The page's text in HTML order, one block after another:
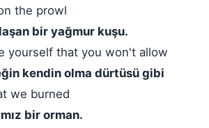
the prowl
bir yağmur kuşu.
yourself that you won't allow
kendin olma dürtüsü gibi
we burned
bir orman.